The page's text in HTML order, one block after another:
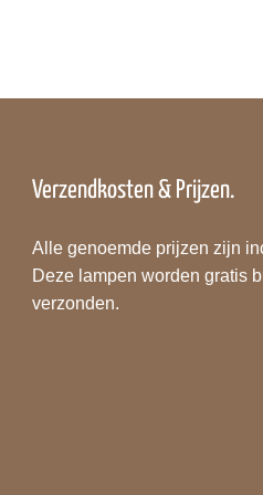
Verzendkosten & Prijzen.
Alle genoemde prijzen zijn
Deze lampen worden gratis
verzonden.